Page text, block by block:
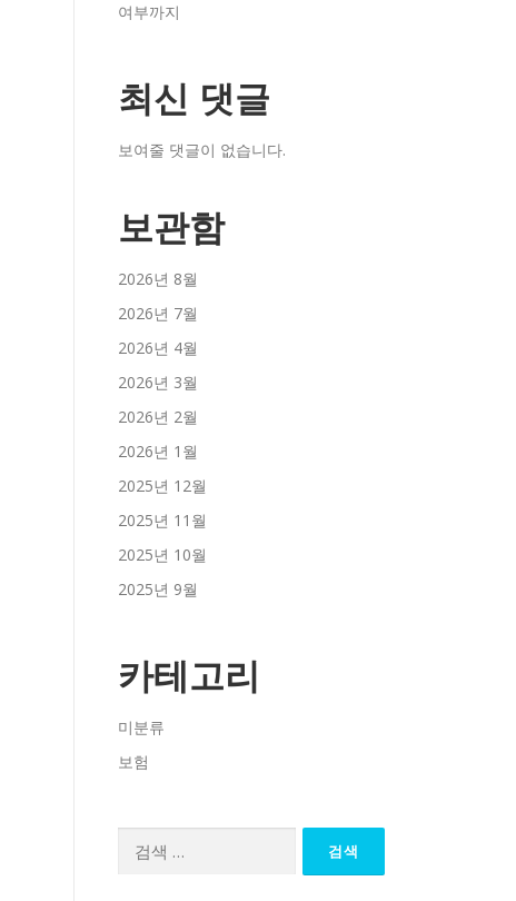
여부까지
최신 댓글
보여줄 댓글이 없습니다.
보관함
2026년 8월
2026년 7월
2026년 4월
2026년 3월
2026년 2월
2026년 1월
2025년 12월
2025년 11월
2025년 10월
2025년 9월
카테고리
미분류
보험